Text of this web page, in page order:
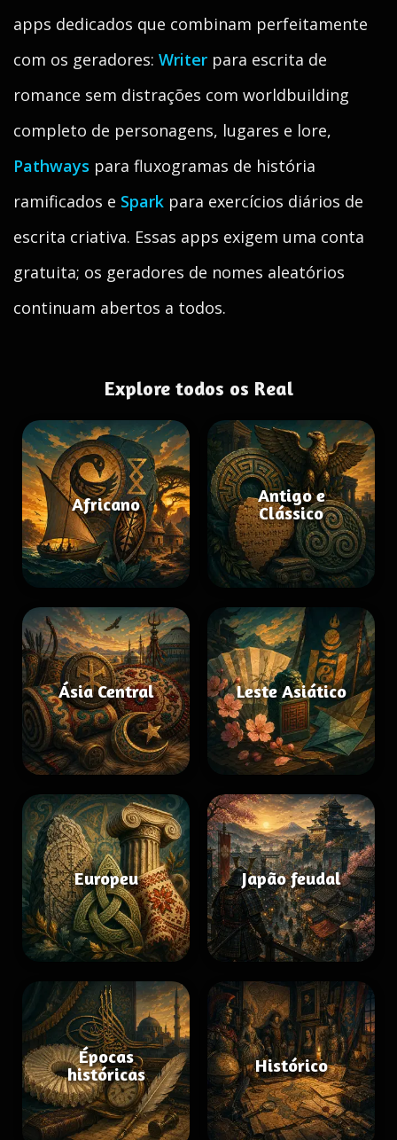
apps dedicados que combinam perfeitamente
com os geradores: Writer para escrita de
romance sem distrações com worldbuilding
completo de personagens, lugares e lore,
Pathways para fluxogramas de história
ramificados e Spark para exercícios diários de
escrita criativa. Essas apps exigem uma conta
gratuita; os geradores de nomes aleatórios
continuam abertos a todos.
Explore todos os Real
Africano
Antigo e
Clássico
Ásia Central Leste Asiático
Europeu Japão feudal
Épocas
históricas
Histórico